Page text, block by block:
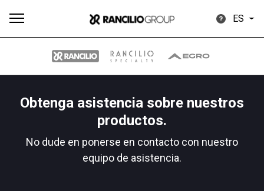
ES
Obtenga asistencia sobre nuestros
productos.
No dude en ponerse en contacto con nuestro
equipo de asistencia.